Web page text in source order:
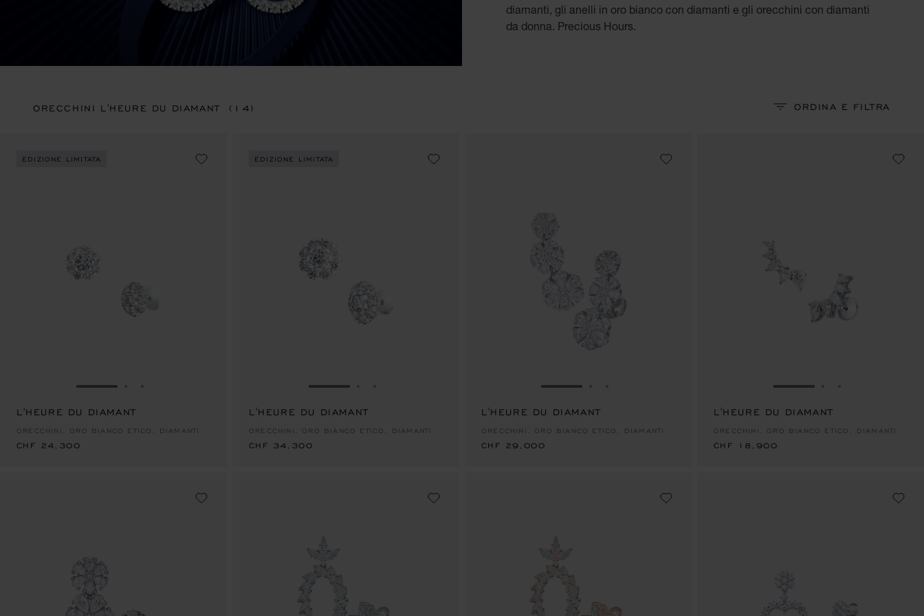
diamanti, gli anelli in oro bianco con diamanti e gli orecchini con diamanti
da donna. Precious Hours.
ORECCHINI L'HEURE DU DIAMANT (14) ORDINA E FILTRA
EDIZIONE LIMITATA
VAI ALLA SLIDE 1
L'HEURE DU DIAMANT
ORECCHINI, ORO BIANCO ETICO, DIAMANTI
CHF 24,300
CHF 24,300
EDIZIONE LIMITATA
VAI ALLA SLIDE 1
L'HEURE DU DIAMANT
ORECCHINI, ORO BIANCO ETICO, DIAMANTI
CHF 34,300
CHF 34,300
VAI ALLA SLIDE 1
L'HEURE DU DIAMANT
ORECCHINI, ORO BIANCO ETICO, DIAMANTI
CHF 29,000
CHF 29,000
VAI ALLA SLIDE 1
L'HEURE DU DIAMANT
ORECCHINI, ORO BIANCO ETICO, DIAMANTI
CHF 18,900
CHF 18,900